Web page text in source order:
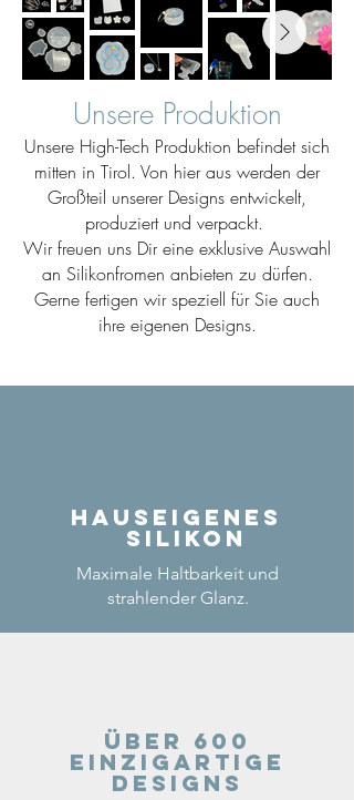
Unsere Produktion
Unsere High-Tech Produktion befindet sich
mitten in Tirol. Von hier aus werden der
Großteil unserer Designs entwickelt,
produziert und verpackt.
Wir freuen uns Dir eine exklusive Auswahl
an Silikonfromen anbieten zu dürfen.
Gerne fertigen wir speziell für Sie auch
ihre eigenen Designs.
Hauseigenes
Silikon
Maximale Haltbarkeit und
strahlender Glanz.
Über 600
einzigartige
Designs